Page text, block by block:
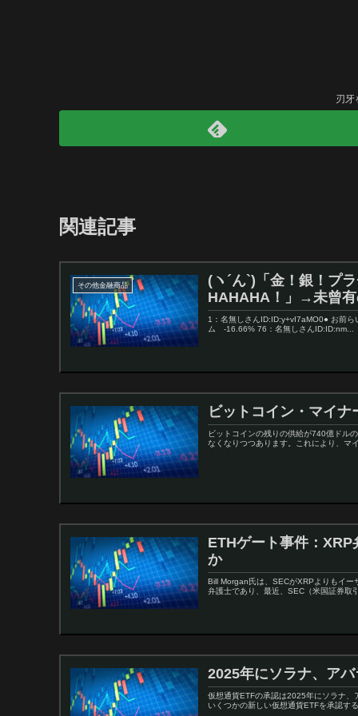
刃牙
関連記事
その他金融商品
(ヽ´ん`)「金！銀！プ
HAHAHA！」→未曾
1：名無しさんID:ID:y+vI7aMO0● お前
ム -16.66% 76：名無しさんID:ID:nm...
ビットコイン・マイ
ビットコインの残りの供給が740億ドル
なくなりつつあります。これにより、マ
ETHゲート事件：
か
Bill Morgan氏は、SECがXRPよりもイ
弁護士であり、最近、SEC（米国証券取
2025年にソラナ、ア
仮想通貨ETFの承認は2025年にソラナ
いくつかの新しい仮想通貨ETFを承認す